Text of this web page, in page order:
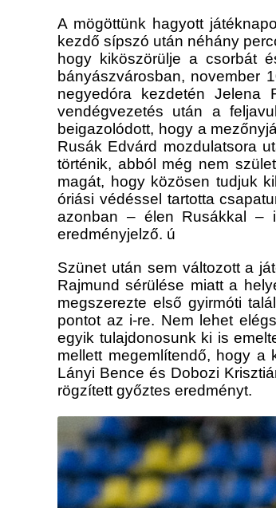
A mögöttünk hagyott
kezdő sípszó után néhány
hogy kiköszörülje a csorbát
bányászvárosban, november
negyedóra kezdetén
vendégvezetés után a
beigazolódott, hogy a
Rusák Edvárd mozdulatsora
történik, abból még nem
magát, hogy közösen tudjuk
óriási védéssel tartotta
azonban – élen Rusákkal –
eredményjelző. ú
Szünet után sem változott a
Rajmund sérülése miatt a
megszerezte első gyirmóti
pontot az i-re. Nem lehet
egyik tulajdonosunk ki is
mellett megemlítendő, hogy a
Lányi Bence és Dobozi
rögzített győztes eredményt.